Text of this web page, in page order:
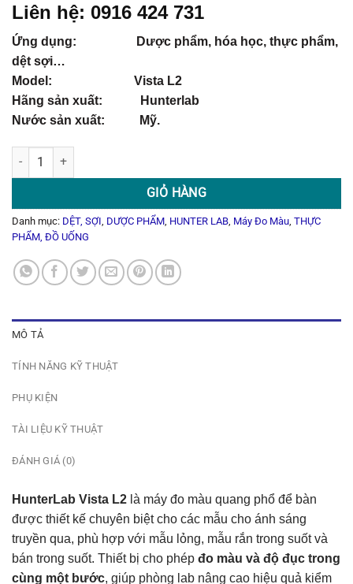
Liên hệ: 0916 424 731
Ứng dụng: Dược phẩm, hóa học, thực phẩm,
dệt sợi…
Model: Vista L2
Hãng sản xuất: Hunterlab
Nước sản xuất: Mỹ.
Máy Đo Màu Quang Phổ Hunterlab Vista L2 số lượng
GIỎ HÀNG
Danh mục: DỆT, SỢI DƯỢC PHẨM HUNTER LAB Máy Đo Màu THỰC
PHẨM, ĐỒ UỐNG
MÔ TẢ
TÍNH NĂNG KỸ THUẬT
PHỤ KIỆN
TÀI LIỆU KỸ THUẬT
ĐÁNH GIÁ (0)
HunterLab Vista L2 là máy đo màu quang phổ để bàn
được thiết kế chuyên biệt cho các mẫu cho ánh sáng
truyền qua, phù hợp với mẫu lỏng, mẫu rắn trong suốt và
bán trong suốt. Thiết bị cho phép đo màu và độ đục trong
cùng một bước, giúp phòng lab nâng cao hiệu quả kiểm